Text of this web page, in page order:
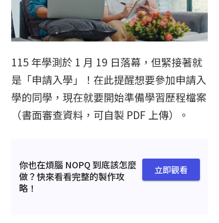
115 年學測於 1 月 19 日落幕，但緊接著就
是「申請入學」！在此提醒想要參加申請入
學的同學，現在就要開始準備學習歷程檔案
（書面審查資料，可自製 PDF 上傳）。
你也在煩腦 NOPQ 到底該怎麼
做？快來看看完整的製作攻
略！
立即觀看